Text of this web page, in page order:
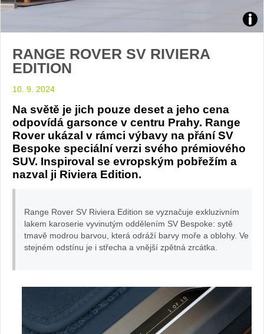
foto
RANGE ROVER SV RIVIERA
EDITION
10. 9. 2024
Na světě je jich pouze deset a jeho cena
odpovídá garsonce v centru Prahy. Range
Rover ukázal v rámci výbavy na přání SV
Bespoke speciální verzi svého prémiového
SUV. Inspiroval se evropským pobřežím a
nazval ji Riviera Edition.
Range Rover SV Riviera Edition se vyznačuje exkluzivním
lakem karoserie vyvinutým oddělením SV Bespoke: sytě
tmavě modrou barvou, která odráží barvy moře a oblohy. Ve
stejném odstínu je i střecha a vnější zpětná zrcátka.